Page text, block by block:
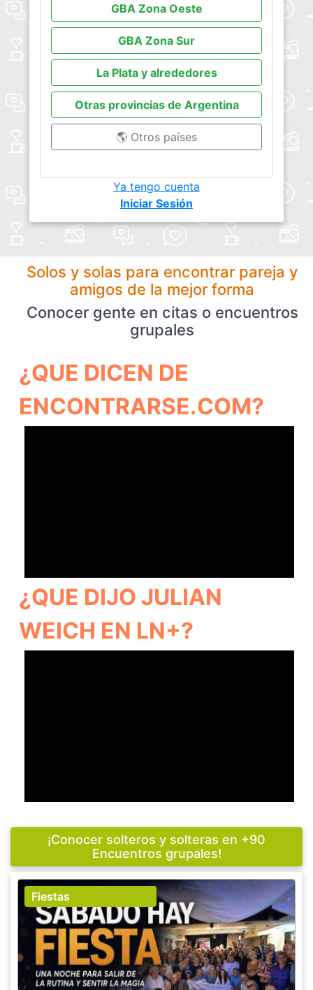
GBA Zona Oeste
GBA Zona Sur
La Plata y alrededores
Otras provincias de Argentina
🌎 Otros países
Ya tengo cuenta
Iniciar Sesión
Solos y solas para encontrar pareja y
amigos de la mejor forma
Conocer gente en citas o encuentros
grupales
¿QUE DICEN DE
ENCONTRARSE.COM?
¿QUE DIJO JULIAN
WEICH EN LN+?
¡Conocer solteros y solteras en +90
Encuentros grupales!
Fiestas